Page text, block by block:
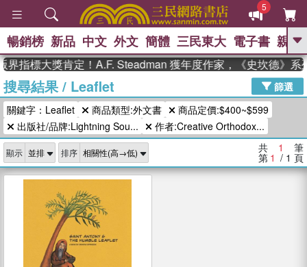
5
GO
The Odyssey 、
父親節 、 如果歷史是一群喵 、 暑期
推薦 、 國際布克獎 臺灣漫遊錄
念華 、 台灣的李登輝時代 、 數學女
孩：黎曼猜想 、 偉大的迷走神經
暢銷榜 新品 中文 外文 簡體 三民東大 電子書 親子
界指標大獎肯定！A.F. Steadman 獲年度作家，《史坎德》系
搜尋結果/ Leaflet
篩選
關鍵字：Leaflet
商品類型:外文書
商品定價:$400~$599
出版社/品牌:Lightning Sou...
作者:Creative Orthodox...
顯示 排序 共 1 筆
第 1 / 1 頁